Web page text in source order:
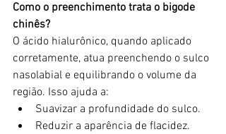
Como o preenchimento trata o bigode
chinês?
O ácido hialurônico, quando aplicado
corretamente, atua preenchendo o sulco
nasolabial e equilibrando o volume da
região. Isso ajuda a:
Suavizar a profundidade do sulco.
Reduzir a aparência de flacidez.